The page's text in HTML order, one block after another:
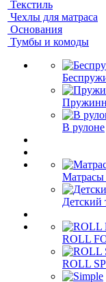
Текстиль
Чехлы для матраса
Основания
Тумбы и комоды
В рулоне
Детский
ROLL
ROLL